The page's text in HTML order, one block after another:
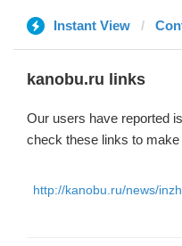
Instant View
kanobu.ru links
Our users have reported
check these links to
http://kanobu.ru/news/